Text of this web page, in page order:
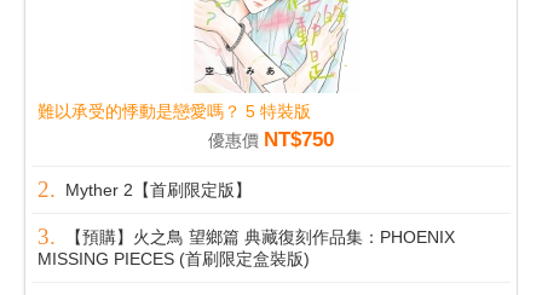
難以承受的悸動是戀愛嗎？ 5 特裝版
優惠價 NT$750
Myther 2【首刷限定版】
【預購】火之鳥 望鄉篇 典藏復刻作品集：PHOENIX
MISSING PIECES (首刷限定盒裝版)